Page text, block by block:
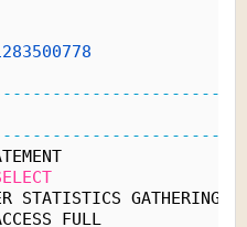
STATISTICS GATHERING
FULL